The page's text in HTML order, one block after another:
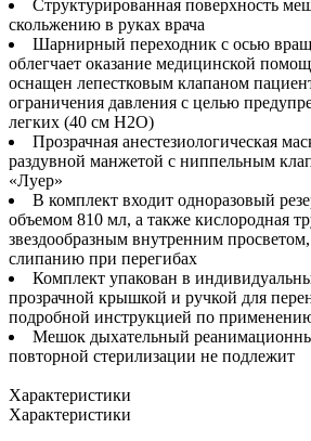
Структурированная поверхность
скольжению в руках врача
Шарнирный переходник с осью
облегчает оказание медицинской
оснащен лепестковым клапаном
ограничения давления с целью
легких (40 см Н2О)
Прозрачная анестезиологическая
раздувной манжетой с ниппельным
«Луер»
В комплект входит одноразовый
объемом 810 мл, а также кислородная
звездообразным внутренним
слипанию при перегибах
Комплект упакован в
прозрачной крышкой и ручкой для
подробной инструкцией по
Мешок дыхательный
повторной стерилизации не подлежит
Характеристики
Характеристики